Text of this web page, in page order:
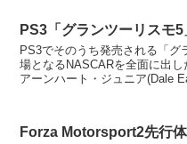
PS3「グランツーリスモ
PS3でそのうち発売される「グ
場となるNASCARを全面に出
アーンハート・ジュニア(Dale
Forza Motorsport2先行